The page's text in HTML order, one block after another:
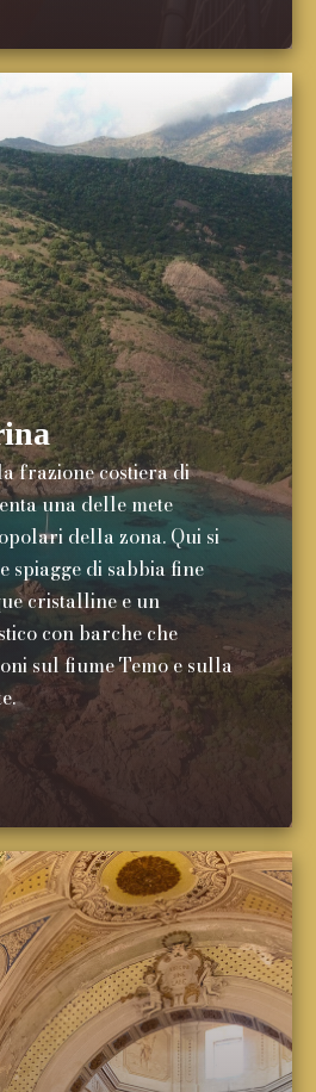
frazione costiera di
una delle mete
della zona. Qui si
spiagge di sabbia fine
cristalline e un
con barche che
sul fiume Temo e sulla